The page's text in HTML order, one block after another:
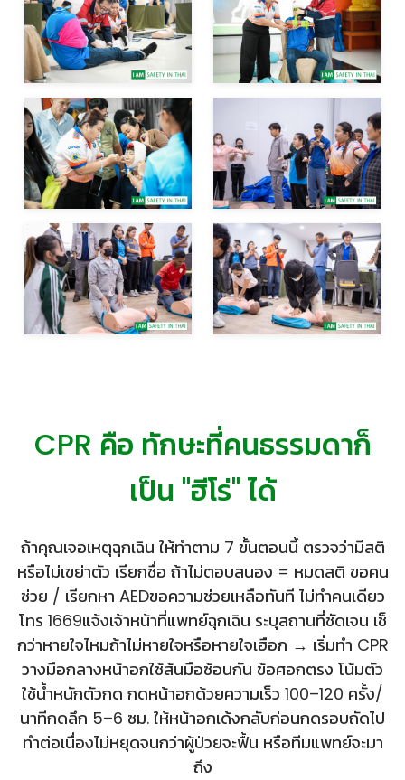
CPR คือ ทักษะที่คนธรรมดาก็
เป็น "ฮีโร่" ได้
ถ้าคุณเจอเหตุฉุกเฉิน ให้ทำตาม 7 ขั้นตอนนี้ ตรวจว่ามีสติ
หรือไม่เขย่าตัว เรียกชื่อ ถ้าไม่ตอบสนอง = หมดสติ ขอคน
ช่วย / เรียกหา AEDขอความช่วยเหลือทันที ไม่ทำคนเดียว
โทร 1669แจ้งเจ้าหน้าที่แพทย์ฉุกเฉิน ระบุสถานที่ชัดเจน เช็
กว่าหายใจไหมถ้าไม่หายใจหรือหายใจเฮือก → เริ่มทำ CPR
วางมือกลางหน้าอกใช้ส้นมือซ้อนกัน ข้อศอกตรง โน้มตัว
ใช้น้ำหนักตัวกด กดหน้าอกด้วยความเร็ว 100–120 ครั้ง/
นาทีกดลึก 5–6 ซม. ให้หน้าอกเด้งกลับก่อนกดรอบถัดไป
ทำต่อเนื่องไม่หยุดจนกว่าผู้ป่วยจะฟื้น หรือทีมแพทย์จะมา
ถึง